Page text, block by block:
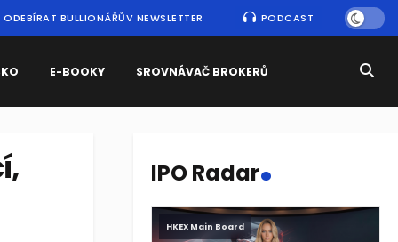
ODEBÍRAT BULLIONÁŘŮV NEWSLETTER PODCAST
E-BOOKY SROVNÁVAČ BROKERŮ
IPO Radar.
HKEX Main Board